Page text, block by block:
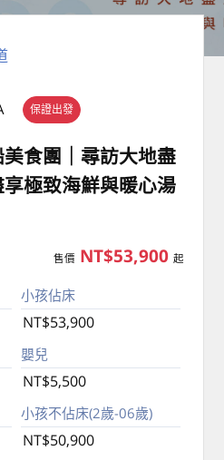
保證出發
食團｜尋訪大地盡
極致海鮮與暖心湯
售價 NT$53,900 起
小孩佔床
NT$53,900
嬰兒
NT$5,500
小孩不佔床(2歲-06歲)
NT$50,900